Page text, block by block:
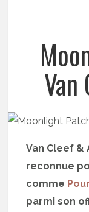
Van Cleef &
reconnue
comme
parmi son